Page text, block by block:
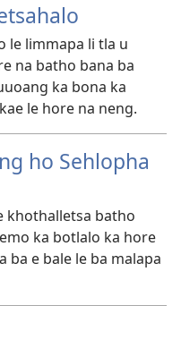
le limmapa li tla u
na batho bana ba
ka bona ka
le hore na neng.
ho Sehlopha
khothalletsa batho
ka botlalo ka hore
ba e bale le ba malapa